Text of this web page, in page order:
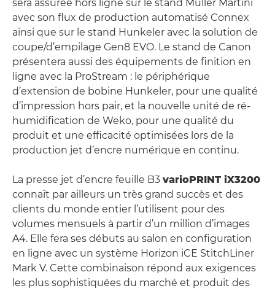
sera assurée hors ligne sur le stand Muller Martini
avec son flux de production automatisé Connex
ainsi que sur le stand Hunkeler avec la solution de
coupe/d’empilage Gen8 EVO. Le stand de Canon
présentera aussi des équipements de finition en
ligne avec la ProStream : le périphérique
d’extension de bobine Hunkeler, pour une qualité
d’impression hors pair, et la nouvelle unité de ré-
humidification de Weko, pour une qualité du
produit et une efficacité optimisées lors de la
production jet d’encre numérique en continu.
La presse jet d’encre feuille B3 varioPRINT iX3200
connaît par ailleurs un très grand succès et des
clients du monde entier l’utilisent pour des
volumes mensuels à partir d’un million d’images
A4. Elle fera ses débuts au salon en configuration
en ligne avec un système Horizon iCE StitchLiner
Mark V. Cette combinaison répond aux exigences
les plus sophistiquées du marché et produit des